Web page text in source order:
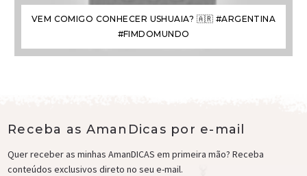
VEM COMIGO CONHECER USHUAIA? 🇦🇷 #ARGENTINA
#FIMDOMUNDO
Receba as AmanDicas por e-mail
Quer receber as minhas AmanDICAS em primeira mão? Receba
conteúdos exclusivos direto no seu e-mail.